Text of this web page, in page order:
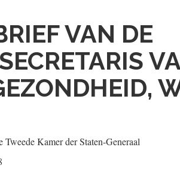
VAN DE
Kamer der Staten-Generaal